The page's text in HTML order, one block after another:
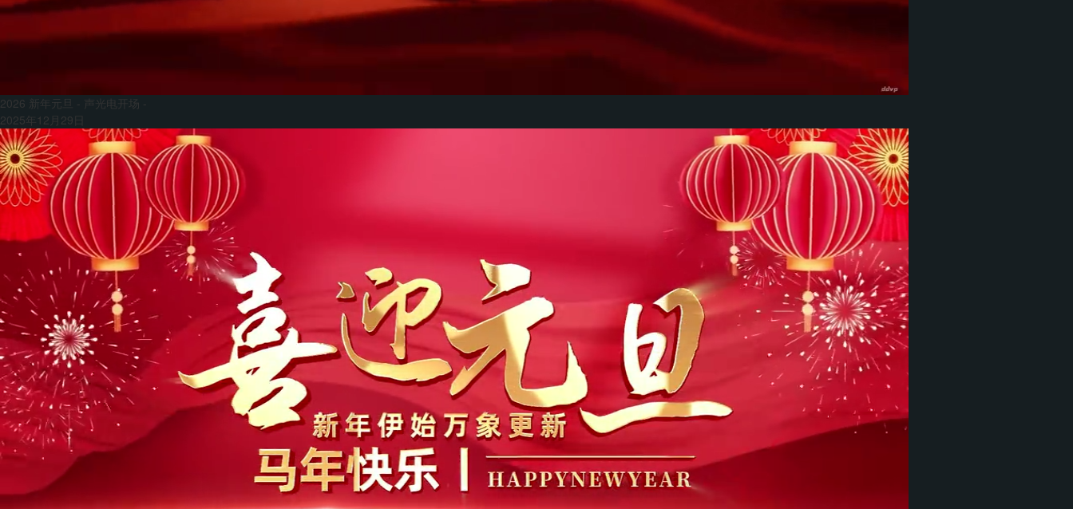
2026 新年元旦 - 声光电开场 -
2025年12月29日